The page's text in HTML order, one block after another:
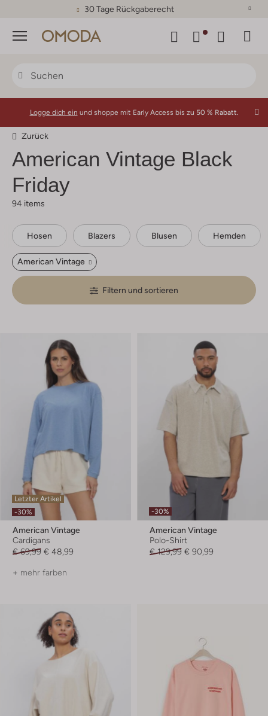
30 Tage Rückgaberecht
Menü
Logge dich ein und shoppe mit Early Access bis zu 50 % Rabatt.
Zurück
American Vintage Black
Friday
94 items
Hosen Blazers Blusen Hemden
American Vintage
Filtern und sortieren
Letzter Artikel
-30%
American Vintage
Cardigans
€ 69,99 € 48,99
+ mehr farben
-30%
American Vintage
Polo-Shirt
€ 129,99 € 90,99